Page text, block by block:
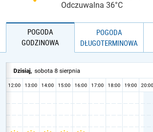
Odczuwalna 36°C
POGODA
GODZINOWA
POGODA
DŁUGOTERMINOWA